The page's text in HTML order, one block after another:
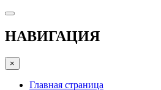
НАВИГАЦИЯ
×
Главная страница